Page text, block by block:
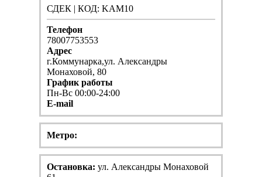
СДЕК | КОД: KAM10
Телефон
78007753553
Адрес
г.Коммунарка,ул. Александры
Монаховой, 80
График работы
Пн-Вс 00:00-24:00
E-mail
Метро:
Остановка: ул. Александры Монаховой